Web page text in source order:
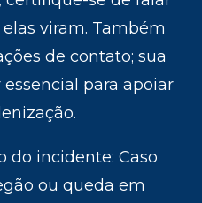
viram. Também
de contato; sua
para apoiar
do incidente: Caso
ou queda em